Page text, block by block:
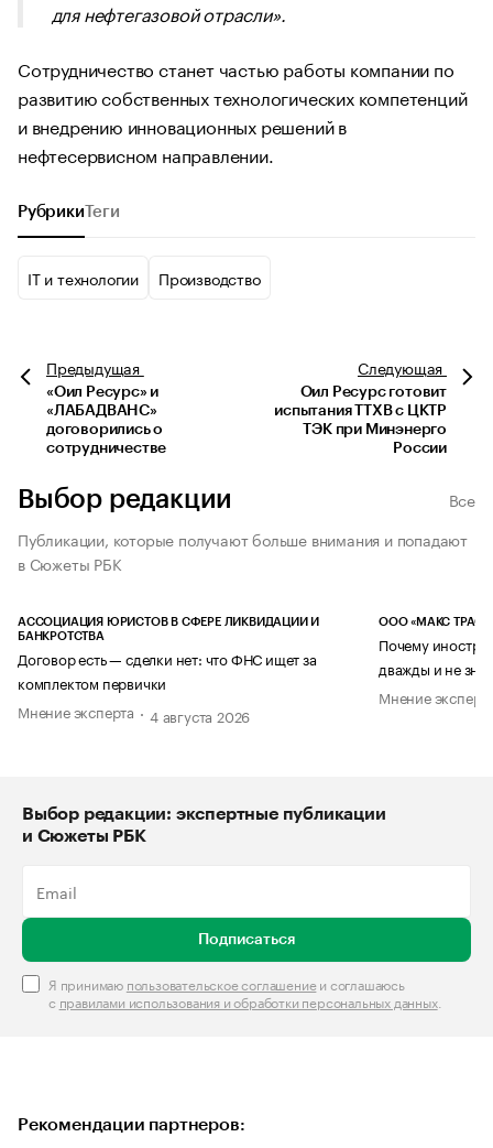
для нефтегазовой отрасли».
Сотрудничество станет частью работы компании по
развитию собственных технологических компетенций
и внедрению инновационных решений в
нефтесервисном направлении.
Рубрики Теги
IT и технологии Производство
Предыдущая
«Оил Ресурс» и
«ЛАБАДВАНС»
договорились о
сотрудничестве
Следующая
Оил Ресурс готовит
испытания TТХВ с ЦКТР
ТЭК при Минэнерго
России
Выбор редакции
Все
Публикации, которые получают больше внимания и попадают
в Сюжеты РБК
АССОЦИАЦИЯ ЮРИСТОВ В СФЕРЕ ЛИКВИДАЦИИ И
БАНКРОТСТВА
Договор есть — сделки нет: что ФНС ищет за
комплектом первички
Мнение эксперта
4 августа 2026
ООО «МАКС ТРАСТ»
Почему
дважды и не
Мнение
Выбор редакции: экспертные публикации
и Сюжеты РБК
Подписаться
Я принимаю пользовательское соглашениеи соглашаюсь
с правилами использования и обработки персональных данных.
Рекомендации партнеров: